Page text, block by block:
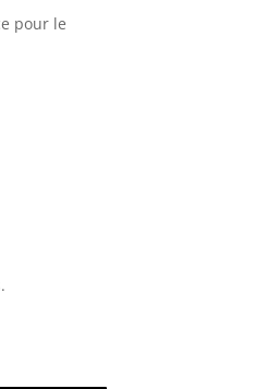
pour le